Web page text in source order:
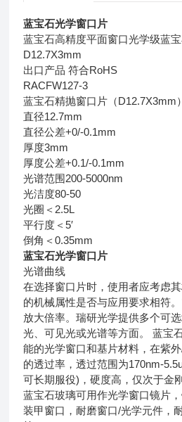
蓝宝石光学窗口片
蓝宝石高精度平面窗口光学级蓝
D12.7X3mm
出口产品 符合RoHS
RACFW127-3
蓝宝石精抛窗口片（D12.7X3mm）
直径12.7mm
直径公差+0/-0.1mm
厚度3mm
厚度公差+0.1/-0.1mm
光谱范围200-5000nm
光洁度80-50
光圈＜2.5L
平行度＜5′
倒角＜0.35mm
蓝宝石光学窗口片
光谱曲线
在选择窗口片时，使用者应考虑
的机械属性是否与应用要求相符
放大倍率。瑞研光学提供多个可
光、可见光或光谱等方面。 蓝宝
能的光学窗口和基片材料，在紫
的透过率，透过范围为170nm-
可长期服役)，硬度高，仅次于金
蓝宝石玻璃可用作光学窗口镜片
装甲窗口，耐磨窗口/光学元件，